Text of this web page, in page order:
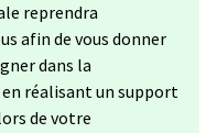
reprendra
afin de vous donner
dans la
réalisant un support
de votre